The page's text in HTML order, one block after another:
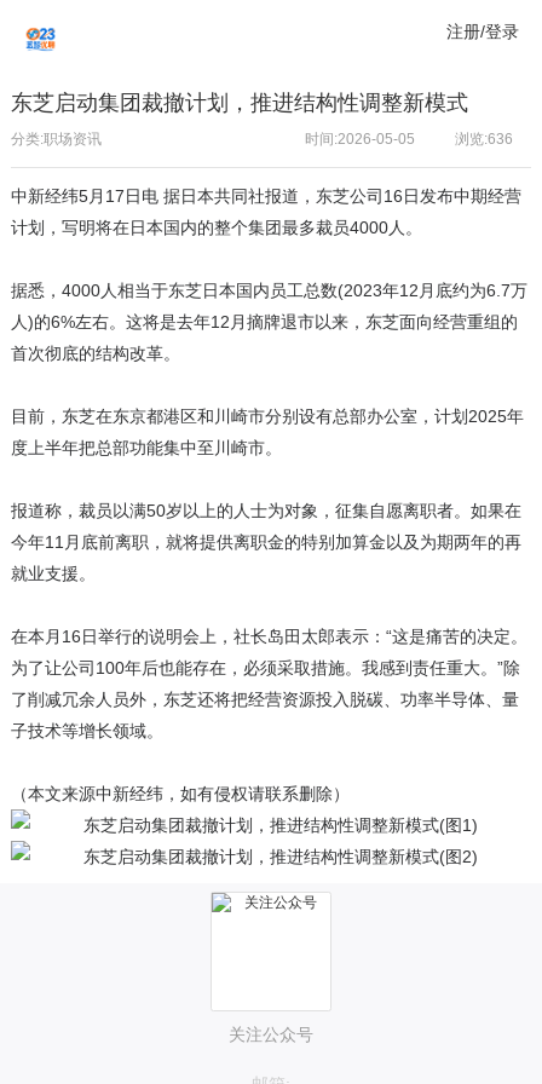
注册/登录
东芝启动集团裁撤计划，推进结构性调整新模式
分类:职场资讯 浏览:636
时间:2026-05-05
中新经纬5月17日电 据日本共同社报道，东芝公司16日发布中期经营
计划，写明将在日本国内的整个集团最多裁员4000人。
据悉，4000人相当于东芝日本国内员工总数(2023年12月底约为6.7万
人)的6%左右。这将是去年12月摘牌退市以来，东芝面向经营重组的
首次彻底的结构改革。
目前，东芝在东京都港区和川崎市分别设有总部办公室，计划2025年
度上半年把总部功能集中至川崎市。
报道称，裁员以满50岁以上的人士为对象，征集自愿离职者。如果在
今年11月底前离职，就将提供离职金的特别加算金以及为期两年的再
就业支援。
在本月16日举行的说明会上，社长岛田太郎表示：“这是痛苦的决定。
为了让公司100年后也能存在，必须采取措施。我感到责任重大。”除
了削减冗余人员外，东芝还将把经营资源投入脱碳、功率半导体、量
子技术等增长领域。
（本文来源中新经纬，如有侵权请联系删除）
关注公众号